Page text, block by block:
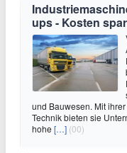
ups - Kosten
und Bauwesen. Mit
Technik bieten sie
hohe […] (00)